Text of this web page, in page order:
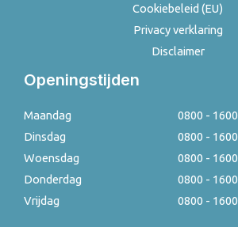
Cookiebeleid (EU)
Privacy verklaring
Disclaimer
Openingstijden
Maandag
Dinsdag
Woensdag
Donderdag
Vrijdag
0800 - 1600
0800 - 1600
0800 - 1600
0800 - 1600
0800 - 1600